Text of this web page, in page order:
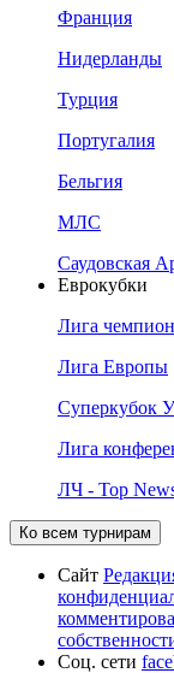
Франция
Нидерланды
Турция
Португалия
Бельгия
МЛС
Саудовская
Еврокубки
Лига
Лига Европы
Суперкубок
Лига
ЛЧ - Top
Ко всем турнирам
Сайт
Соц. сети